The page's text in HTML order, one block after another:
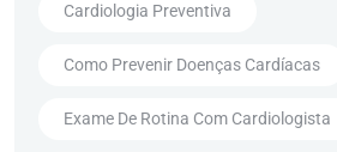
Cardiologia Preventiva
Como Prevenir Doenças Cardíacas
Exame De Rotina Com Cardiologista